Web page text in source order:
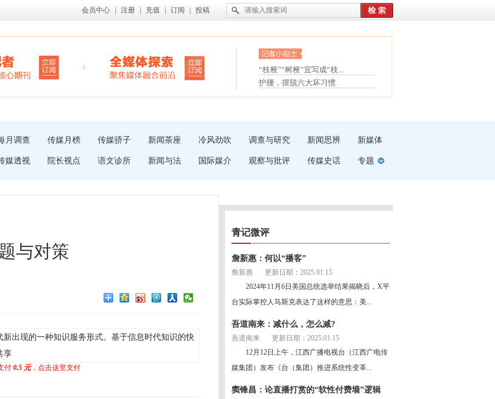
会员中心 注册 充值 订阅 投稿
眼白变红或是结膜下出血
“枝桠”“树桠”宜写成“枝...
夏天缓解疲劳有三招
护腰，摆脱六大坏习惯
受伤了冰敷还是热敷
月调查 传媒月榜 传媒骄子 新闻茶座 冷风劲吹 调查与研究 新闻思辨 新媒体
媒透视 院长视点 语文诊所 新闻与法 国际媒介 观察与批评 传媒史话 专题
与对策
现的一种知识服务形式。基于信息时代知识的快
享
付 0.5 元，点击这里支付
青记微评
詹新惠：何以“播客”
詹新惠
更新日期：2025.01.15
2024年11月6日美国总统选举结果揭晓后，X平
台实际掌控人马斯克表达了这样的意思：美...
吾道南来：减什么，怎么减?
吾道南来
更新日期：2025.01.15
12月12日上午，江西广播电视台（江西广电传
媒集团）发布《台（集团）推进系统性变革...
窦锋昌：论直播打赏的“软性付费墙”逻辑